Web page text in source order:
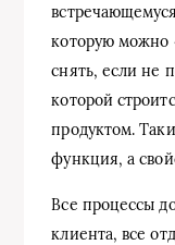
которую можно
снять, если не
которой
продуктом.
функция, а
Все процессы
клиента, все